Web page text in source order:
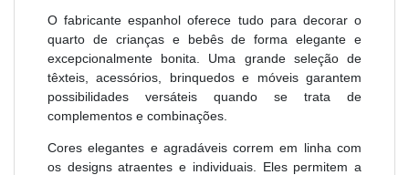
O fabricante espanhol oferece tudo para decorar o
quarto de crianças e bebês de forma elegante e
excepcionalmente bonita. Uma grande seleção de
têxteis, acessórios, brinquedos e móveis garantem
possibilidades versáteis quando se trata de
complementos e combinações.
Cores elegantes e agradáveis ​​correm em linha com
os designs atraentes e individuais. Eles permitem a